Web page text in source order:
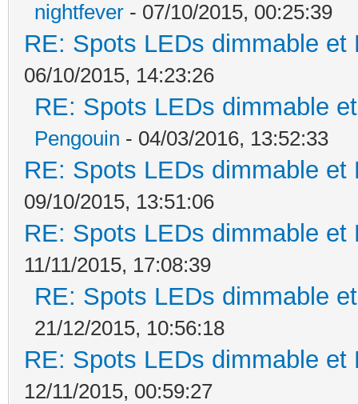
nightfever - 07/10/2015, 00:25:39
RE: Spots LEDs dimmable
06/10/2015, 14:23:26
RE: Spots LEDs dimmable
Pengouin - 04/03/2016, 13:52:33
RE: Spots LEDs dimmable
09/10/2015, 13:51:06
RE: Spots LEDs dimmable
11/11/2015, 17:08:39
RE: Spots LEDs dimmable
21/12/2015, 10:56:18
RE: Spots LEDs dimmable
12/11/2015, 00:59:27